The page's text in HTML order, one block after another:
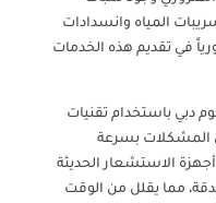
المياه وانسدادات
في تقديم هذه الخدمات
دبي باستخدام تقنيات
المشكلات بسرعة
الاستشعار الحديثة
مما يقلل من الوقت